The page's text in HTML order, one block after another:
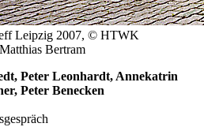
Leipzig 2007, © HTWK
Bertram
Peter Leonhardt, Annekatrin
Peter Benecken